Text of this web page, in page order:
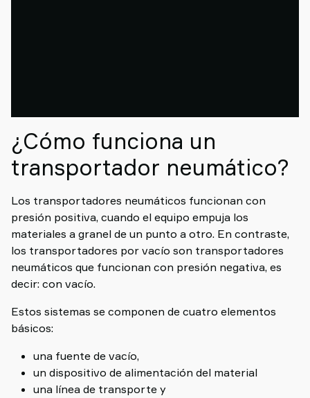
¿Cómo funciona un
transportador neumático?
Los transportadores neumáticos funcionan con
presión positiva, cuando el equipo empuja los
materiales a granel de un punto a otro. En contraste,
los transportadores por vacío son transportadores
neumáticos que funcionan con presión negativa, es
decir: con vacío.
Estos sistemas se componen de cuatro elementos
básicos:
una fuente de vacío,
un dispositivo de alimentación del material
una línea de transporte y